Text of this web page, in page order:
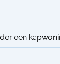
een